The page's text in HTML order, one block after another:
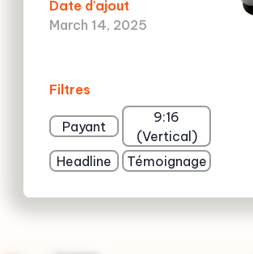
Date d'ajout
March 14, 2025
Filtres
Payant
9:16
(Vertical)
Headline
Témoignage